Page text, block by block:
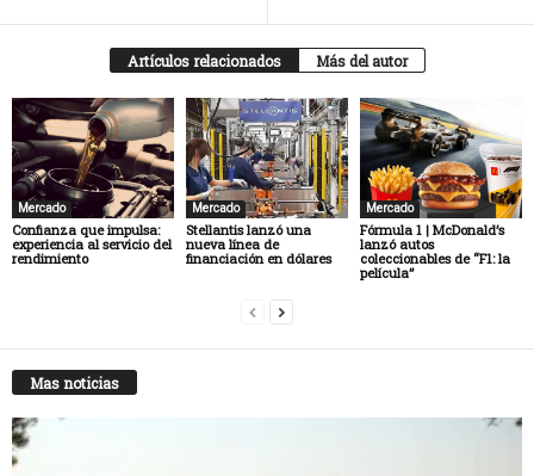
Artículos relacionados Más del autor
Mercado
Confianza que impulsa:
experiencia al servicio del
rendimiento
Mercado
Stellantis lanzó una
nueva línea de
financiación en dólares
Mercado
Fórmula 1 | McDonald’s
lanzó autos
coleccionables de “F1: la
película”
Mas noticias